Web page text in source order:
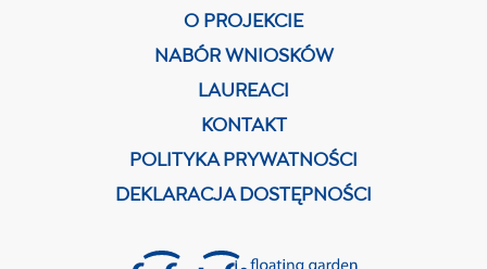
O PROJEKCIE
NABÓR WNIOSKÓW
LAUREACI
KONTAKT
POLITYKA PRYWATNOŚCI
DEKLARACJA DOSTĘPNOŚCI